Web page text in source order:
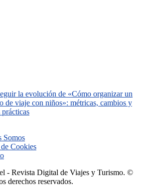
la evolución de «Cómo organizar un
de viaje con niños»: métricas, cambios y
prácticas
Somos
Cookies
- Revista Digital de Viajes y Turismo. ©
derechos reservados.